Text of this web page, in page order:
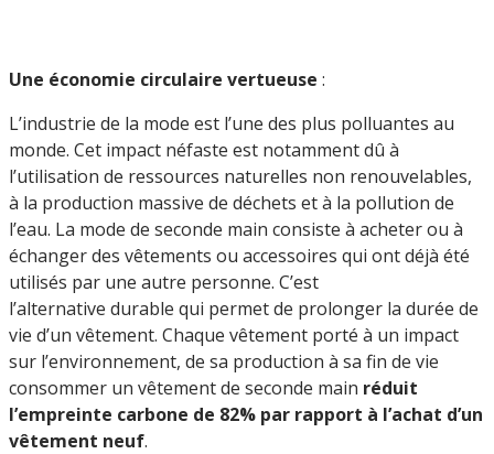
Une économie circulaire vertueuse :
L’industrie de la mode est l’une des plus polluantes au
monde. Cet impact néfaste est notamment dû à
l’utilisation de ressources naturelles non renouvelables,
à la production massive de déchets et à la pollution de
l’eau. La mode de seconde main consiste à acheter ou à
échanger des vêtements ou accessoires qui ont déjà été
utilisés par une autre personne. C’est
l’alternative durable qui permet de prolonger la durée de
vie d’un vêtement. Chaque vêtement porté à un impact
sur l’environnement, de sa production à sa fin de vie
consommer un vêtement de seconde main réduit
l’empreinte carbone de 82% par rapport à l’achat d’un
vêtement neuf.